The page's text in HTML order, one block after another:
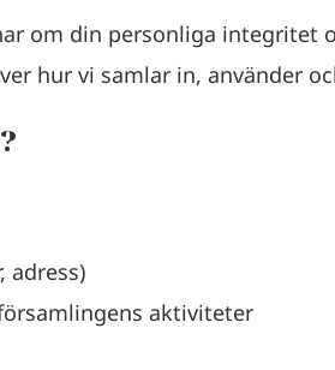
om din personliga
hur vi samlar in, använder
adress)
aktiviteter